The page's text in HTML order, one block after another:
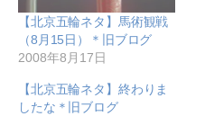
【北京五輪ネタ】馬術観戦
（8月15日）＊旧ブログ
2008年8月17日
【北京五輪ネタ】終わりま
したな＊旧ブログ